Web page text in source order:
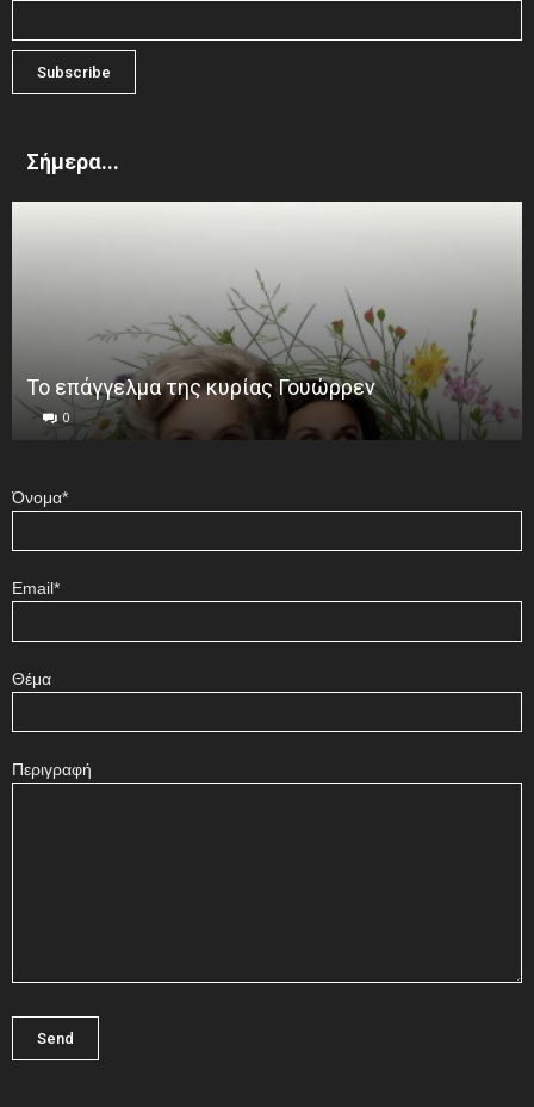
Σήμερα...
Το επάγγελμα της κυρίας Γουώρρεν
0
Όνομα*
Email*
Θέμα
Περιγραφή